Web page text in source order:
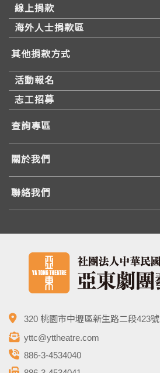
線上捐款
海外人士捐款區
其他捐款方式
活動報名
志工招募
查詢專區
關於我們
聯絡我們
320 桃園市中壢區新生路二段423號
yttc@yttheatre.com
886-3-4534040